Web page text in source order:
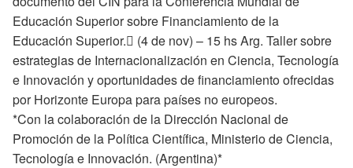
Educación Superior sobre Financiamiento de la
Educación Superior. (4 de nov) – 15 hs Arg. Taller sobre
estrategias de Internacionalización en Ciencia, Tecnología
e Innovación y oportunidades de financiamiento ofrecidas
por Horizonte Europa para países no europeos.
*Con la colaboración de la Dirección Nacional de
Promoción de la Política Científica, Ministerio de Ciencia,
Tecnología e Innovación. (Argentina)*